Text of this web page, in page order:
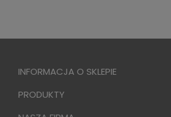
INFORMACJA O SKLEPIE
PRODUKTY